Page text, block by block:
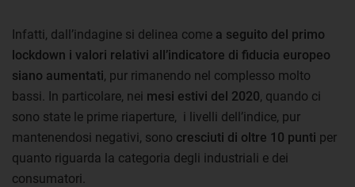
Infatti, dall’indagine si delinea come a seguito del primo
lockdown i valori relativi all’indicatore di fiducia europeo
siano aumentati, pur rimanendo nel complesso molto
bassi. In particolare, nei mesi estivi del 2020, quando ci
sono state le prime riaperture, i livelli dell’indice, pur
mantenendosi negativi, sono cresciuti di oltre 10 punti per
quanto riguarda la categoria degli industriali e dei
consumatori.